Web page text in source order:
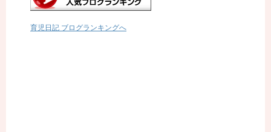
育児日記 ブログランキングへ